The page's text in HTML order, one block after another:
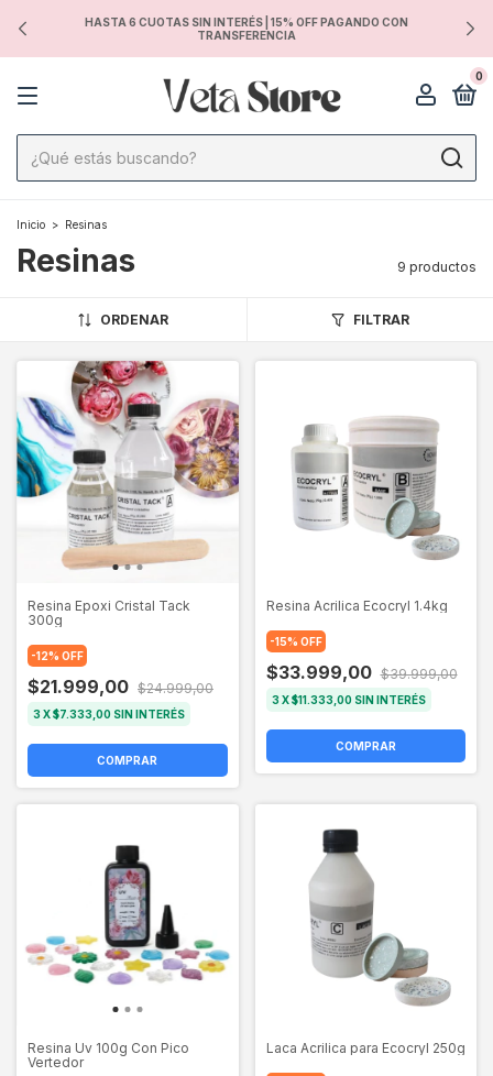
HASTA 6 CUOTAS SIN INTERÉS | 15% OFF PAGANDO CON
TRANSFERENCIA
0
Inicio > Resinas
Resinas 9 productos
ORDENAR FILTRAR
Resina Epoxi Cristal Tack
300g
-12% OFF
$21.999,00 $24.999,00
3X$7.333,00 SIN INTERÉS
Resina Acrilica Ecocryl 1.4kg
-15% OFF
$33.999,00 $39.999,00
3 X$11.333,00 SIN INTERÉS
Resina Uv 100g Con Pico
Vertedor
Laca Acrilica para Ecocryl 250g